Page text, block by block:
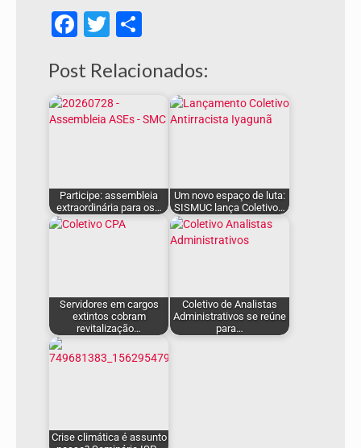
Facebook
Twitter
Post Relacionados:
Participe: assembleia
extraordinária para os…
Um novo espaço de luta:
SISMUC lança Coletivo…
Servidores em cargos
extintos cobram
revitalização…
Coletivo de Analistas
Administrativos se reúne
para…
Crise climática é assunto